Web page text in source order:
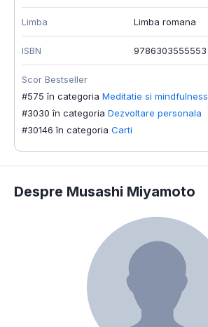
Limba Limba romana
ISBN 9786303555553
Scor Bestseller
#575 în categoria Meditatie si mindfulness
#3030 în categoria Dezvoltare personala
#30146 în categoria Carti
Despre Musashi Miyamoto